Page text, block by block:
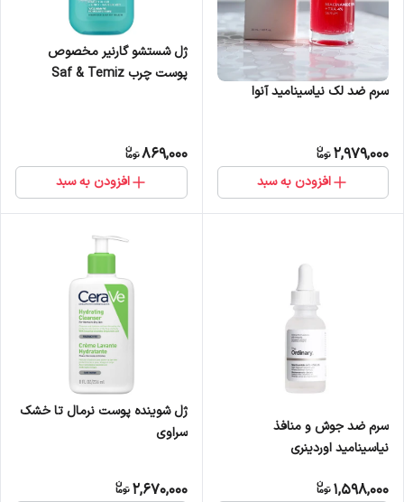
سرم ضد لک نیاسینامید آنوا
2,979,000
افزودن به سبد
ژل شستشو گارنیر مخصوص
پوست چرب Saf & Temiz
869,000
افزودن به سبد
سرم ضد جوش و منافذ
نیاسینامید اوردینری
1,598,000
ژل شوینده پوست نرمال تا خشک
سراوی
2,670,000